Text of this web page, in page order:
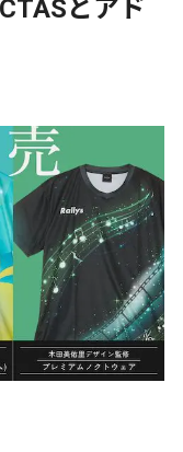
とアド